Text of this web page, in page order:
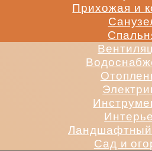
Прихожая и
Ландшафтный
Сад и